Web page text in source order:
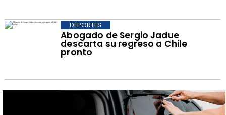
Abogado de Sergio Jadue
descarta su regreso a Chile
pronto
DEPORTES